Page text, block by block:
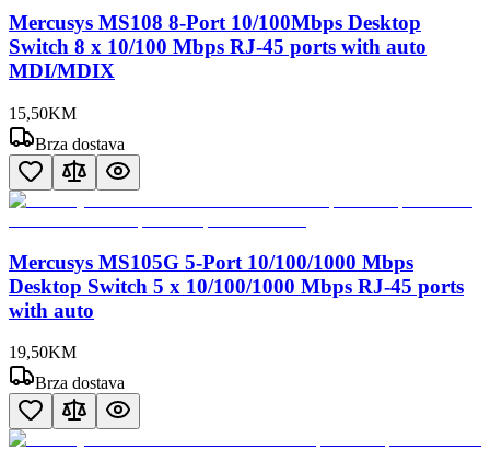
Mercusys MS108 8-Port 10/100Mbps Desktop
Switch 8 x 10/100 Mbps RJ-45 ports with auto
MDI/MDIX
15,50KM
Brza dostava
Mercusys MS105G 5-Port 10/100/1000 Mbps
Desktop Switch 5 x 10/100/1000 Mbps RJ-45 ports
with auto
19,50KM
Brza dostava